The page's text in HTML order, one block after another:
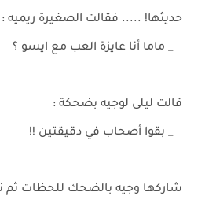
حديثها! ..... فقالت الصغيرة ريميه :
_ ماما أنا عايزة العب مع ايسو ؟
قالت ليلى لوجيه بضحكة :
_ بقوا أصحاب في دقيقتين !!
شاركها وجيه بالضحك للحظات ثم